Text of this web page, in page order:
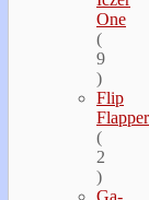
One
(
9
)
Flip
(
2
)
Ga-